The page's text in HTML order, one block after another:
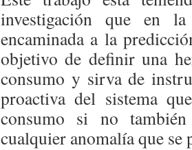
investigación que en
encaminada a la
objetivo de definir una
consumo y sirva de
proactiva del sistema
consumo si no
cualquier anomalía que